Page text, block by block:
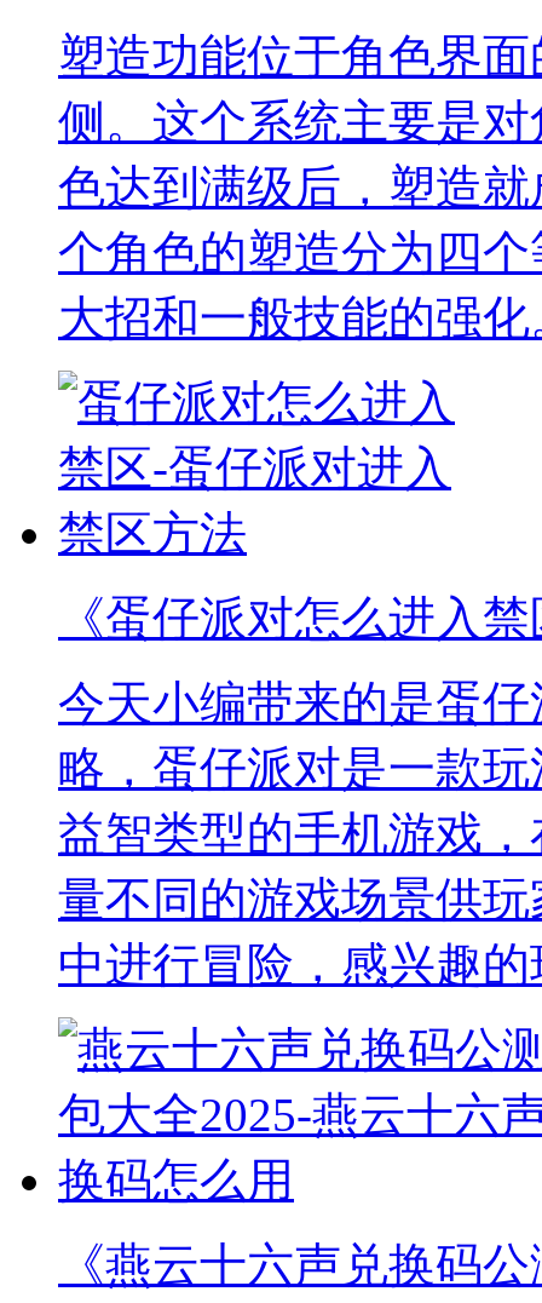
塑造功能位于角色界
侧。这个系统主要是
色达到满级后，塑造
个角色的塑造分为四
大招和一般技能的强化
《蛋仔派对怎么进入
今天小编带来的是蛋
略，蛋仔派对是一款
益智类型的手机游戏
量不同的游戏场景供
中进行冒险，感兴趣
《燕云十六声兑换码